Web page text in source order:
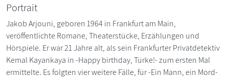
Portrait
Jakob Arjouni, geboren 1964 in Frankfurt am Main,
veröffentlichte Romane, Theaterstücke, Erzählungen und
Hörspiele. Er war 21 Jahre alt, als sein Frankfurter Privatdetektiv
Kemal Kayankaya in -Happy birthday, Türke!- zum ersten Mal
ermittelte. Es folgten vier weitere Fälle, für -Ein Mann, ein Mord-